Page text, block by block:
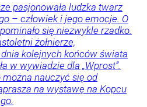
pasjonowała ludzka twarz
– człowiek i jego emocje. O
się niezwykle rzadko.
żołnierze,
kolejnych końców świata
w wywiadzie dla „Wprost”.
nauczyć się od
na wystawę na Kopcu